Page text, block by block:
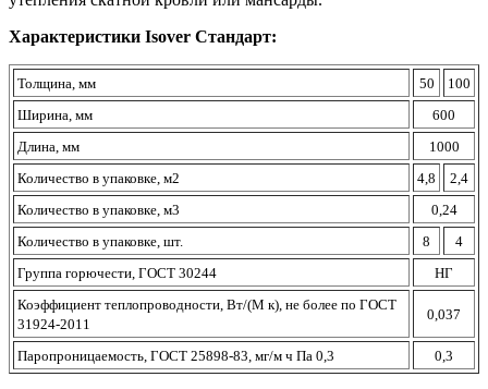
Характеристики Isover Стандарт:
Толщина, мм 50
100
Ширина, мм
600
Длина, мм
1000
Количество в упаковке, м2
4,8
2,4
Количество в упаковке, м3
0,24
Количество в упаковке, шт.
8
4
Группа горючести, ГОСТ 30244
НГ
Коэффициент теплопроводности, Вт/(М к), не более по ГОСТ
31924-2011
0,037
Паропроницаемость, ГОСТ 25898-83, мг/м ч Па 0,3 0,3